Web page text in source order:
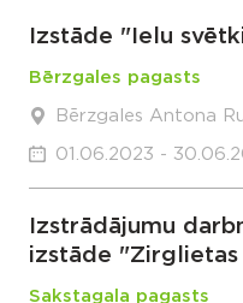
Izstāde "Ielu
Bērzgales pagasts
Bērzgales Antona
01.06.2023 -
Izstrādājumu
izstāde
Sakstagala pagasts